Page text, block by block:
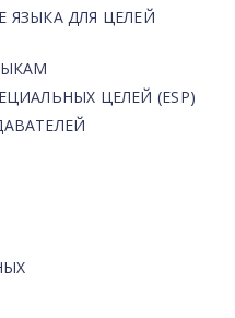
ЯЗЫКА ДЛЯ ЦЕЛЕЙ
ЦЕЛЕЙ (ESP)